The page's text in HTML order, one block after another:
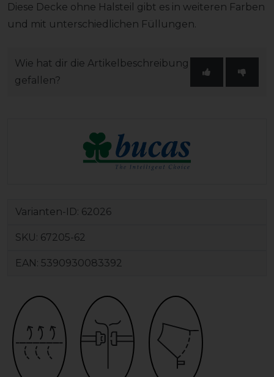
Diese Decke ohne Halsteil gibt es in weiteren Farben
und mit unterschiedlichen Füllungen.
Wie hat dir die Artikelbeschreibung
gefallen?
Varianten-ID: 62026
SKU: 67205-62
EAN: 5390930083392